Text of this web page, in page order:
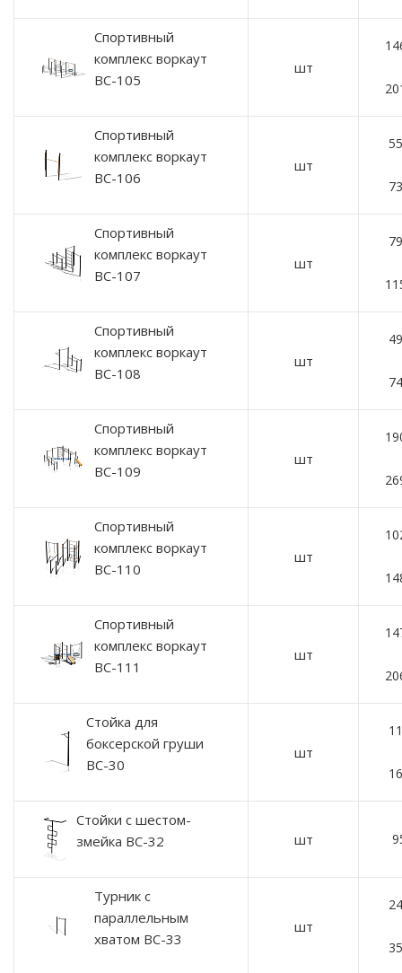
Спортивный
комплекс воркаут
ВС-105
шт
Спортивный
комплекс воркаут
ВС-106
шт
Спортивный
комплекс воркаут
ВС-107
шт
Спортивный
комплекс воркаут
ВС-108
шт
Спортивный
комплекс воркаут
ВС-109
шт
Спортивный
комплекс воркаут
ВС-110
шт
Спортивный
комплекс воркаут
ВС-111
шт
Стойка для
боксерской груши
ВС-30
шт
Стойки с шестом-
змейка ВС-32
шт
Турник с
параллельным
хватом ВС-33
шт